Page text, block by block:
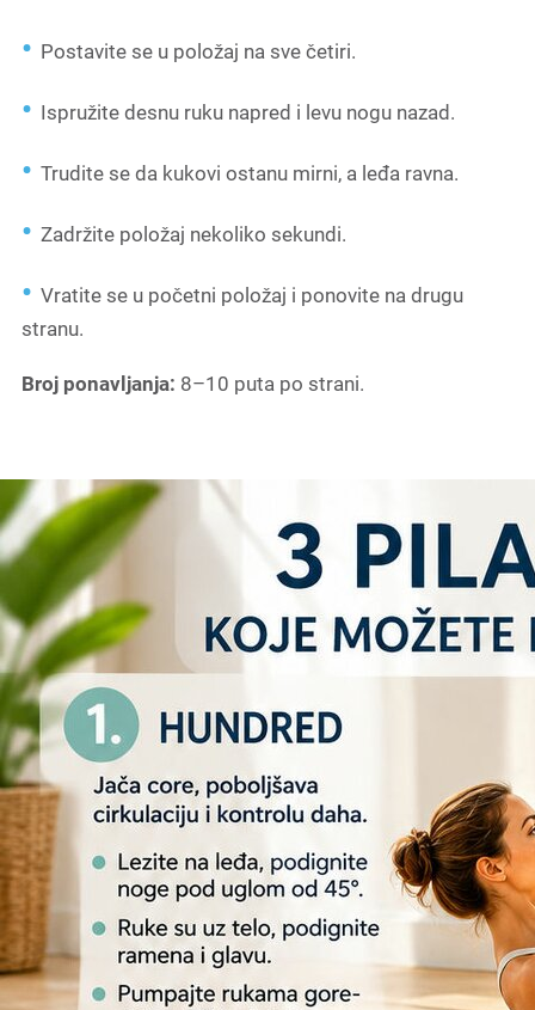
Postavite se u položaj na sve četiri.
Ispružite desnu ruku napred i levu nogu nazad.
Trudite se da kukovi ostanu mirni, a leđa ravna.
Zadržite položaj nekoliko sekundi.
Vratite se u početni položaj i ponovite na drugu
stranu.
Broj ponavljanja: 8–10 puta po strani.